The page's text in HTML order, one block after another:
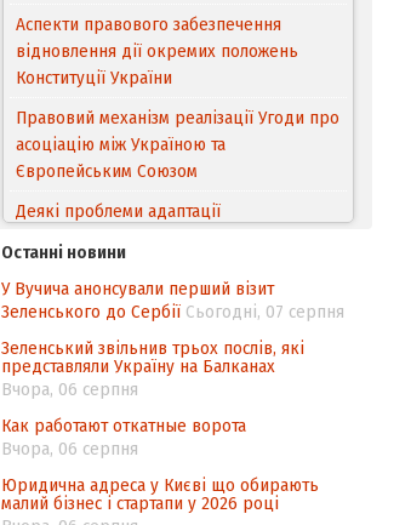
Аспекти правового забезпечення
відновлення дії окремих положень
Конституції України
Правовий механізм реалізації Угоди про
асоціацію між Україною та
Європейським Cоюзом
Деякі проблеми адаптації
походження товарів відповідно до
Угоди про торговельні аспекти прав
інтелектуальної власності (TRIPS) у
контексті євроінтеграції
Аналіз виборчого законодавства щодо
підрахунку голосів виборців
Інформаційна безпека суспільства
Останні новини
У Вучича анонсували перший візит
Зеленського до Сербії Сьогодні, 07 серпня
Зеленський звільнив трьох послів, які
представляли Україну на Балканах
Вчора, 06 серпня
Как работают откатные ворота
Вчора, 06 серпня
Юридична адреса у Києві що обирають
малий бізнес і стартапи у 2026 році